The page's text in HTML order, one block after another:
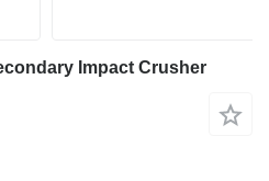
Impact Crusher